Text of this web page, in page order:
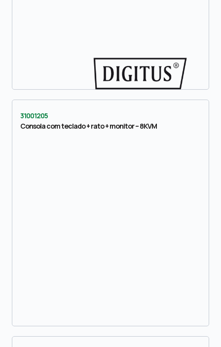
31001205
Consola com teclado + rato + monitor – 8KVM